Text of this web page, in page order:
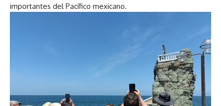
importantes del Pacífico mexicano.